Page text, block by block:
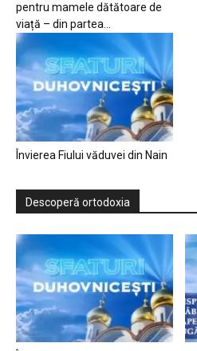
pentru mamele dătătoare de
viață – din partea...
Învierea Fiului văduvei din Nain
Descoperă ortodoxia